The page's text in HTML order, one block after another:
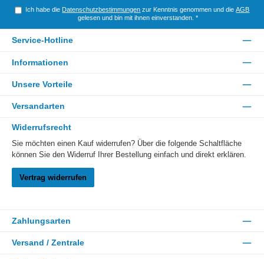
Ich habe die Datenschutzbestimmungen zur Kenntnis genommen und dieAGB
gelesen und bin mit ihnen einverstanden. *
Service-Hotline
Informationen
Unsere Vorteile
Versandarten
Widerrufsrecht
Sie möchten einen Kauf widerrufen? Über die folgende Schaltfläche
können Sie den Widerruf Ihrer Bestellung einfach und direkt erklären.
Vertrag widerrufen
Zahlungsarten
Versand / Zentrale